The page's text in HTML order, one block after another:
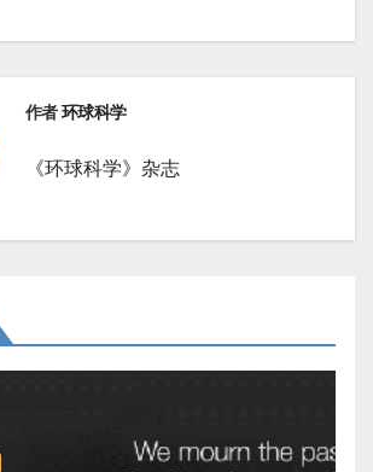
作者环球科学
《环球科学》杂志